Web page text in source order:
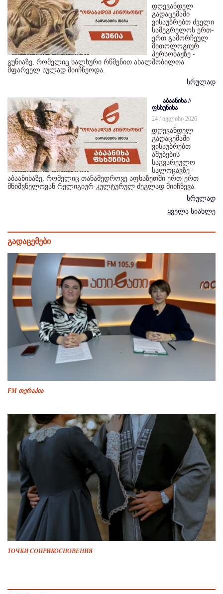
დღევანდელ
გადაცემაში
ვისაუბრებთ ძველი
სამეგრელოს ერთ-
ერთ გამორჩეულ
მითოლოგიურ
პერსონაჟზე -
გუნიაზე, რომელიც ხალხური რწმენით ახალშობილთა
მფარველ სულად მიიჩნეოდა.
სრულად
აბაანიხა //
ფსხუნიხა
24 / ივლისი 2026
დღევანდელ
გადაცემაში
ვისაუბრებთ
აშუბების
საგვარეულო
სალოცავზე -
აბაანიხაზე, რომელიც თანამედროვე აფხაზეთში ერთ-ერთ
მნიშვნელოვან რელიგიურ-კულტურულ ძეგლად მიიჩნევა.
სრულად
ყველა სიახლე
გადაცემები
FM თერაპია
ТОЧКИ СОПРИКОСНОВЕНИЯ